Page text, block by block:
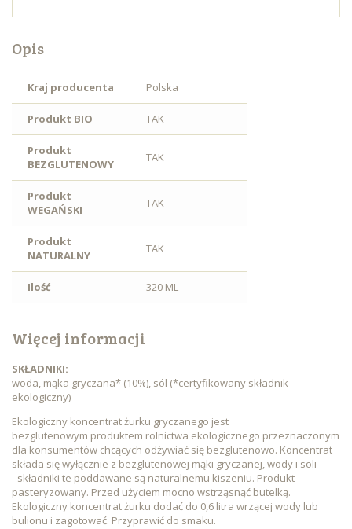
Opis
Kraj producenta Polska
Produkt BIO TAK
Produkt
BEZGLUTENOWY
TAK
Produkt
WEGAŃSKI
TAK
Produkt
NATURALNY
TAK
Ilość 320 ML
Więcej informacji
SKŁADNIKI:
woda, mąka gryczana* (10%), sól (*certyfikowany składnik
ekologiczny)
Ekologiczny koncentrat żurku gryczanego jest
bezglutenowym produktem rolnictwa ekologicznego przeznaczonym
dla konsumentów chcących odżywiać się bezglutenowo. Koncentrat
składa się wyłącznie z bezglutenowej mąki gryczanej, wody i soli
- składniki te poddawane są naturalnemu kiszeniu. Produkt
pasteryzowany. Przed użyciem mocno wstrząsnąć butelką.
Ekologiczny koncentrat żurku dodać do 0,6 litra wrzącej wody lub
bulionu i zagotować. Przyprawić do smaku.